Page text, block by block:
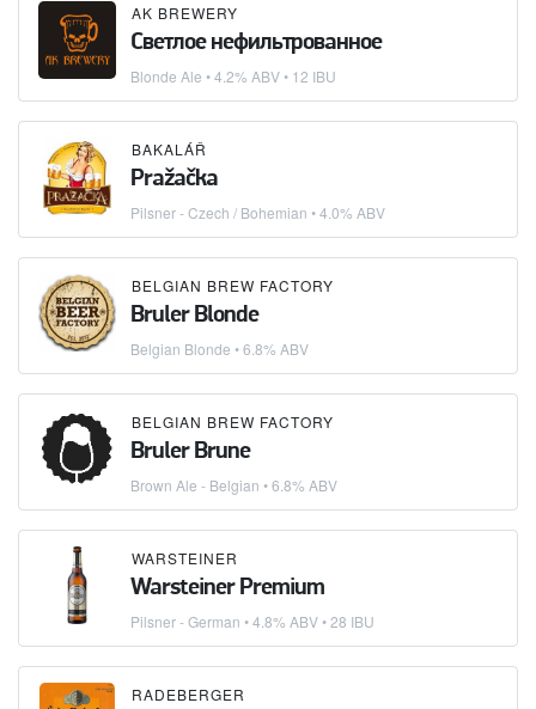
AK BREWERY
Светлое нефильтрованное
Blonde Ale • 4.2% ABV • 12 IBU
BAKALÁŘ
Pražačka
Pilsner - Czech / Bohemian • 4.0% ABV
BELGIAN BREW FACTORY
Bruler Blonde
Belgian Blonde • 6.8% ABV
BELGIAN BREW FACTORY
Bruler Brune
Brown Ale - Belgian • 6.8% ABV
WARSTEINER
Warsteiner Premium
Pilsner - German • 4.8% ABV • 28 IBU
RADEBERGER